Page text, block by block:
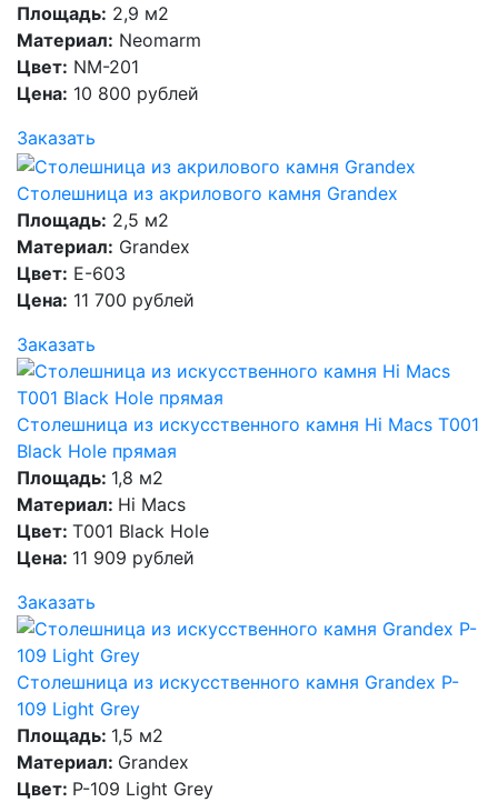
Площадь: 2,9 м2
Материал: Neomarm
Цвет: NM-201
Цена: 10 800 рублей
Заказать
Столешница из акрилового камня Grandex
Площадь: 2,5 м2
Материал: Grandex
Цвет: E-603
Цена: 11 700 рублей
Заказать
Столешница из искусственного камня Hi Macs T001
Black Hole прямая
Площадь: 1,8 м2
Материал: Hi Macs
Цвет: T001 Black Hole
Цена: 11 909 рублей
Заказать
Столешница из искусственного камня Grandex P-
109 Light Grey
Площадь: 1,5 м2
Материал: Grandex
Цвет: P-109 Light Grey